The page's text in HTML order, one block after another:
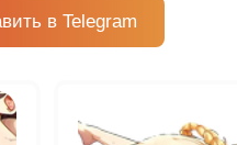
в Telegram